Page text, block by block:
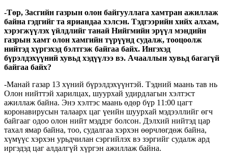
-Төр, Засгийн газрын олон байгууллага хамтран ажиллаж
байна гэдгийг та яриандаа хэлсэн. Тэдгээрийн хийх алхам,
хэрэгжүүлэх үйлдлийг танай Нийгмийн эрүүл мэндийн
газрын хамт олон хамгийн түрүүнд судалж, тооцоолж
нийтэд хүргэхэд бэлтгэж байгаа байх. Ингэхэд
бүрэлдэхүүний хувьд хэдүүлээ вэ. Ачааллын хувьд багагүй
байгаа байх?
-Манай газар 13 хүний бүрэлдэхүүнтэй. Тэдний маань тав нь
Олон нийттэй харилцах, шуурхай удирдлагын хэлтэст
ажиллаж байна. Энэ хэлтэс маань өдөр бүр 11:00 цагт
коронавирусын талаарх цаг үеийн шуурхай мэдээллийг өгч
байгааг одоо олон нийт мэддэг болсон. Дэлхий нийтэд цар
тахал ямар байна, тоо, судалгаа хэрхэн өөрчлөгдөж байна,
хүмүүс хэрхэн урьдчилан сэргийлэх вэ зэргийг судалж ард
иргэдэд цаг алдалгүй хүргэн ажиллаж байна.